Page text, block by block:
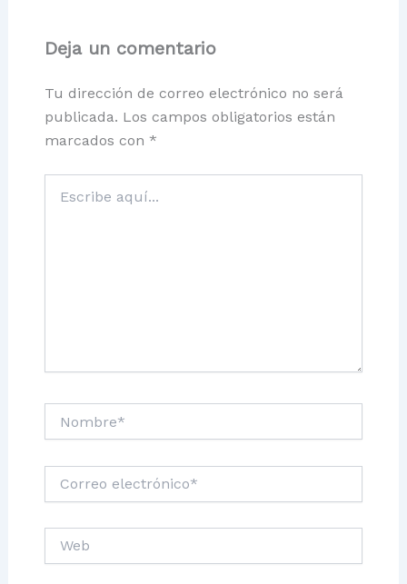
Deja un comentario
Tu dirección de correo electrónico no será
publicada. Los campos obligatorios están
marcados con *
aquí...
electrónico*